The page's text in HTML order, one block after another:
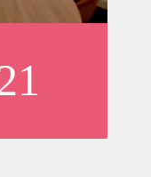
beschouwd als
zijn globaal